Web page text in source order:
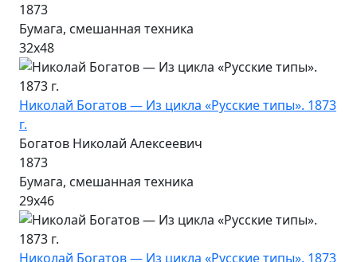
1873
Бумага, смешанная техника
32х48
Николай Богатов — Из цикла «Русские типы». 1873
г.
Богатов Николай Алексеевич
1873
Бумага, смешанная техника
29х46
Николай Богатов — Из цикла «Русские типы». 1873